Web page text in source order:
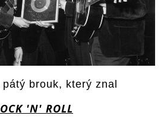
brouk, který znal
'N' ROLL